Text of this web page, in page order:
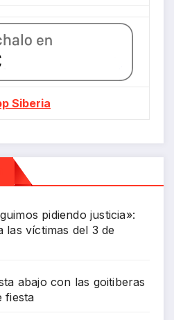
Siberia
pidiendo justicia»:
las víctimas del 3 de
abajo con las goitiberas
fiesta